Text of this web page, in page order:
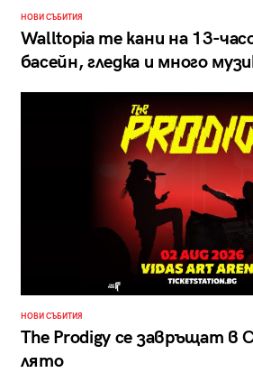
НОВИ СЪБИТИЯ
Walltopia те кани на 13-
басейн, гледка и много
НОВИ СЪБИТИЯ
The Prodigy се завръщат в
лято